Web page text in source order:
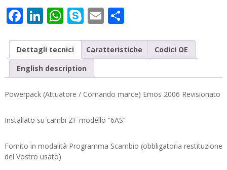
Facebook
LinkedIn
WhatsApp
Skype
EmailCondividi
Dettagli tecnici Caratteristiche
Codici OE
English description
Powerpack (Attuatore / Comando marce) Emos 2006 Revisionato
Installato su cambi ZF modello “6AS”
Fornito in modalità Programma Scambio (obbligatoria restituzione
del Vostro usato)